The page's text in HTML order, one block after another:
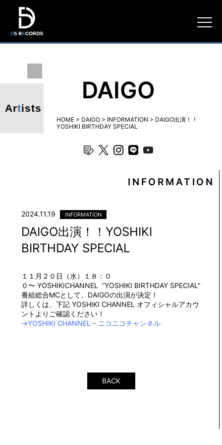
D5
Artists
DAIGO
HOME> DAIGO> INFORMATION > DAIGO出演！！
YOSHIKI BIRTHDAY SPECIAL
INFORMATION
2024.11.19 INFORMATION
DAIGO出演！！YOSHIKI
BIRTHDAY SPECIAL
１１月２０日（水）１８：０
０〜 YOSHIKICHANNEL
“YOSHIKI BIRTHDAY SPECIAL”
番組総合MCとして、DAIGOの出演が決定！
詳しくは、下記 YOSHIKI CHANNEL オフィシャルアカウ
ントよりご確認ください！
→YOSHIKI CHANNEL – ニコニコチャンネル
BACK